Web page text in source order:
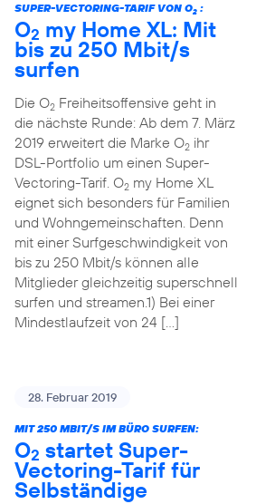
SUPER-VECTORING-TARIF VON O2:
O2 my Home XL: Mit
bis zu 250 Mbit/s
surfen
Die O2Freiheitsoffensive geht in
die nächste Runde: Ab dem 7. März
2019 erweitert die Marke O2ihr
DSL-Portfolio um einen Super-
Vectoring-Tarif. O2my Home XL
eignet sich besonders für Familien
und Wohngemeinschaften. Denn
mit einer Surfgeschwindigkeit von
bis zu 250 Mbit/s können alle
Mitglieder gleichzeitig superschnell
surfen und streamen.1) Bei einer
Mindestlaufzeit von 24 […]
28. Februar 2019
MIT 250 MBIT/S IM BÜRO SURFEN:
O2 startet Super-
Vectoring-Tarif für
Selbständige